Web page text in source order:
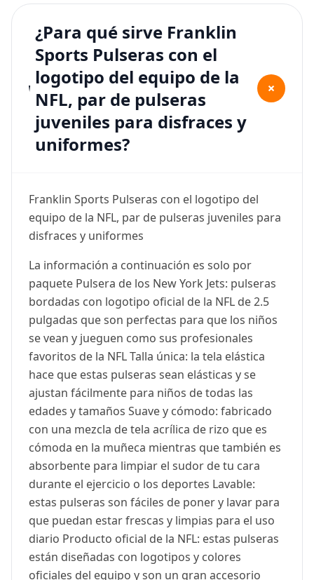
¿Para qué sirve Franklin
Sports Pulseras con el
logotipo del equipo de la
NFL, par de pulseras
juveniles para disfraces y
uniformes?
+
Franklin Sports Pulseras con el logotipo del
equipo de la NFL, par de pulseras juveniles para
disfraces y uniformes
La información a continuación es solo por
paquete Pulsera de los New York Jets: pulseras
bordadas con logotipo oficial de la NFL de 2.5
pulgadas que son perfectas para que los niños
se vean y jueguen como sus profesionales
favoritos de la NFL Talla única: la tela elástica
hace que estas pulseras sean elásticas y se
ajustan fácilmente para niños de todas las
edades y tamaños Suave y cómodo: fabricado
con una mezcla de tela acrílica de rizo que es
cómoda en la muñeca mientras que también es
absorbente para limpiar el sudor de tu cara
durante el ejercicio o los deportes Lavable:
estas pulseras son fáciles de poner y lavar para
que puedan estar frescas y limpias para el uso
diario Producto oficial de la NFL: estas pulseras
están diseñadas con logotipos y colores
oficiales del equipo y son un gran accesorio